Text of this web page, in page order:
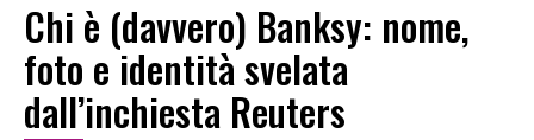
Chi è (davvero) Banksy: nome,
foto e identità svelata
dall’inchiesta Reuters